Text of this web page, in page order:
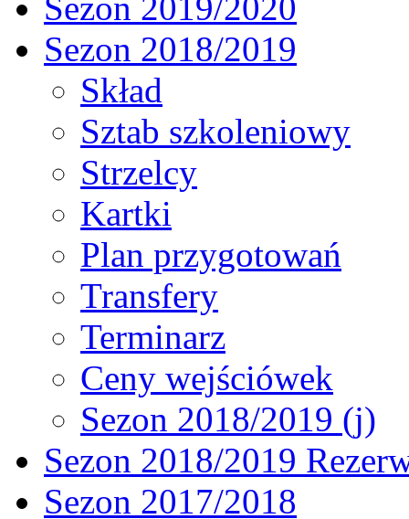
Sezon 2018/2019
Skład
Sztab szkoleniowy
Strzelcy
Kartki
Plan przygotowań
Transfery
Terminarz
Ceny wejściówek
Sezon 2018/2019 (j)
Sezon 2018/2019
Sezon 2017/2018